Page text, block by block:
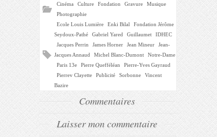
Cinéma Culture Fondation Gravure
Musique
Photographie
Ecole Louis Lumière
Enki Bilal
Fondation Jérôme
Seydoux-Pathé
Gabriel Yared Guillaumet
IDHEC
Jacques Perrin
James Horner Jean Mineur
Jean-
Jacques Annaud
Michel Blanc-Dumont
Notre-Dame
Paris 13e
Pierre Quefféléan
Pierre-Yves Gayraud
Pierrev Clayette
Publicité Sorbonne
Vincent
Bazire
Commentaires
Laisser mon commentaire